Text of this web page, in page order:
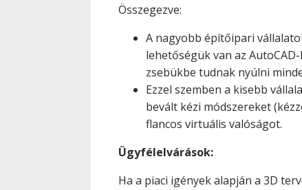
Összegezve:
A nagyobb építőipari
lehetőségük van az
zsebükbe tudnak nyúlni
Ezzel szemben a kisebb
bevált kézi módszereket
flancos virtuális valóságot.
Ügyfélelvárások:
Ha a piaci igények alapján a 3D